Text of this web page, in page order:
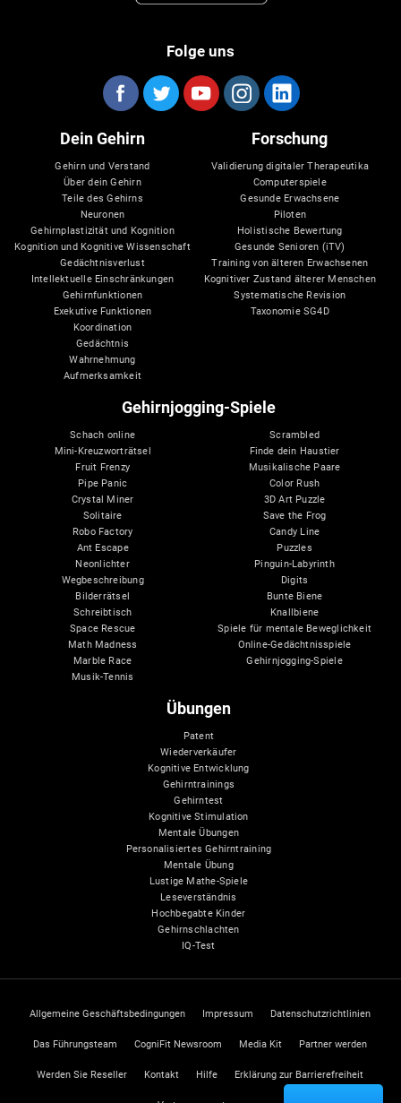
Folge uns
Dein Gehirn
Gehirn und Verstand
Über dein Gehirn
Teile des Gehirns
Neuronen
Gehirnplastizität und Kognition
Kognition und Kognitive Wissenschaft
Gedächtnisverlust
Intellektuelle Einschränkungen
Gehirnfunktionen
Exekutive Funktionen
Koordination
Gedächtnis
Wahrnehmung
Aufmerksamkeit
Forschung
Validierung digitaler Therapeutika
Computerspiele
Gesunde Erwachsene
Piloten
Holistische Bewertung
Gesunde Senioren (iTV)
Training von älteren Erwachsenen
Kognitiver Zustand älterer Menschen
Systematische Revision
Taxonomie SG4D
Gehirnjogging-Spiele
Schach online
Mini-Kreuzworträtsel
Fruit Frenzy
Pipe Panic
Crystal Miner
Solitaire
Robo Factory
Ant Escape
Neonlichter
Wegbeschreibung
Bilderrätsel
Schreibtisch
Space Rescue
Math Madness
Marble Race
Musik-Tennis
Scrambled
Finde dein Haustier
Musikalische Paare
Color Rush
3D Art Puzzle
Save the Frog
Candy Line
Puzzles
Pinguin-Labyrinth
Digits
Bunte Biene
Knallbiene
Spiele für mentale Beweglichkeit
Online-Gedächtnisspiele
Gehirnjogging-Spiele
Übungen
Patent
Wiederverkäufer
Kognitive Entwicklung
Gehirntrainings
Gehirntest
Kognitive Stimulation
Mentale Übungen
Personalisiertes Gehirntraining
Mentale Übung
Lustige Mathe-Spiele
Leseverständnis
Hochbegabte Kinder
Gehirnschlachten
IQ-Test
Allgemeine Geschäftsbedingungen Impressum Datenschutzrichtlinien
Das Führungsteam CogniFit Newsroom Media Kit Partner werden
Werden Sie Reseller Kontakt Hilfe Erklärung zur Barrierefreiheit